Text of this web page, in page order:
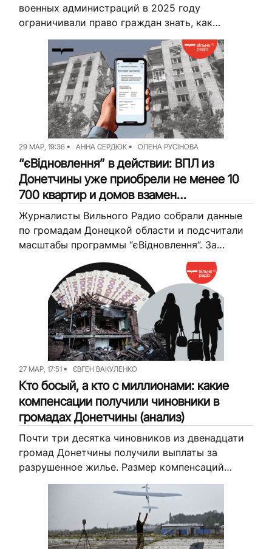
военных администраций в 2025 году
ограничивали право граждан знать, как
распоряжаются средствами
налогоплательщиков и какие правила
устанавливают. Журналисты Вильного Радио
проанализировали работу военных...
29 МАР, 19:36 АННА СЕРДЮК ОЛЕНА РУСІНОВА
“єВідновлення” в действии: ВПЛ из
Донетчины уже приобрели не менее 10
700 квартир и домов взамен
разрушенных (аналитика)
Журналисты Вильного Радио собрали данные
по громадам Донецкой области и подсчитали
масштабы программы “єВідновлення”. За
уничтоженное жилье жителям области
выплатили более 15 млрд грн. На эти средства
они смогли приобрести...
27 МАР, 17:51 ЄВГЕН ВАКУЛЕНКО
Кто босый, а кто с миллионами: какие
компенсации получили чиновники в
громадах Донетчины (анализ)
Почти три десятка чиновников из двенадцати
громад Донетчины получили выплаты за
разрушенное жилье. Размер компенсаций
варьируется от 600 тысяч до 5 миллионов
гривен. Журналисты Вильного Радио
проанализировали, какие компенсации